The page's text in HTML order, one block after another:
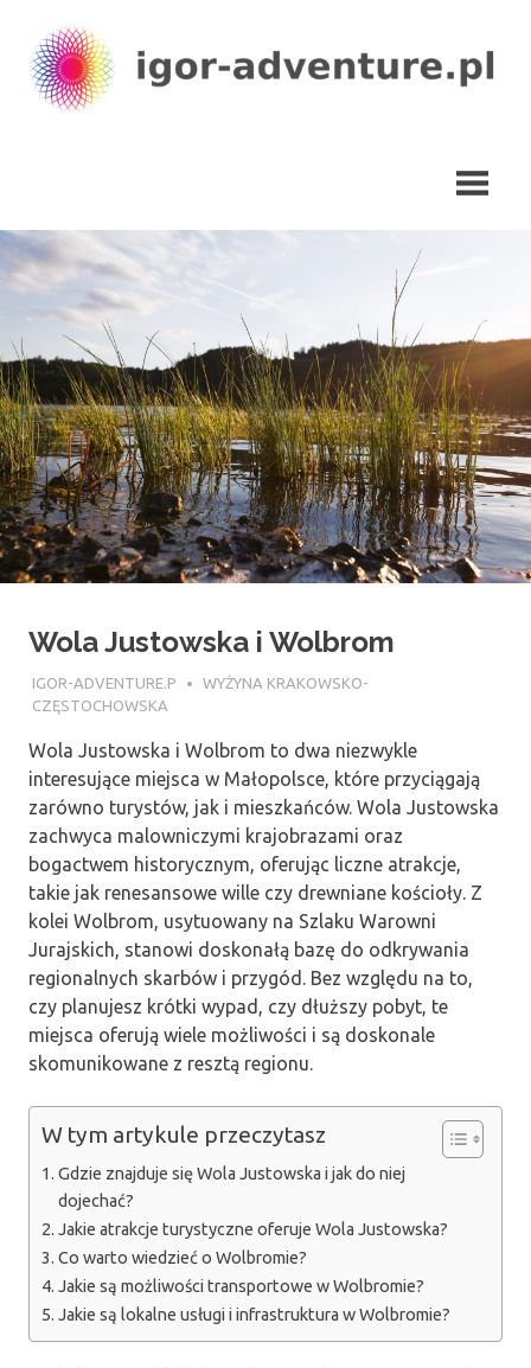
content
Wola Justowska i Wolbrom
26 LIPCA 2018
IGOR-ADVENTURE.P
WYŻYNA KRAKOWSKO-
CZĘSTOCHOWSKA
Wola Justowska i Wolbrom to dwa niezwykle
interesujące miejsca w Małopolsce, które przyciągają
zarówno turystów, jak i mieszkańców. Wola Justowska
zachwyca malowniczymi krajobrazami oraz
bogactwem historycznym, oferując liczne atrakcje,
takie jak renesansowe wille czy drewniane kościoły. Z
kolei Wolbrom, usytuowany na Szlaku Warowni
Jurajskich, stanowi doskonałą bazę do odkrywania
regionalnych skarbów i przygód. Bez względu na to,
czy planujesz krótki wypad, czy dłuższy pobyt, te
miejsca oferują wiele możliwości i są doskonale
skomunikowane z resztą regionu.
W tym artykule przeczytasz
Gdzie znajduje się Wola Justowska i jak do niej
dojechać?
Jakie atrakcje turystyczne oferuje Wola Justowska?
Co warto wiedzieć o Wolbromie?
Jakie są możliwości transportowe w Wolbromie?
Jakie są lokalne usługi i infrastruktura w Wolbromie?